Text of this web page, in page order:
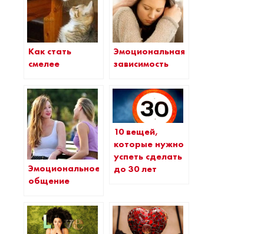
Как стать
смелее
Эмоциональная
зависимость
Эмоциональное
общение
10 вещей,
которые нужно
успеть сделать
до 30 лет